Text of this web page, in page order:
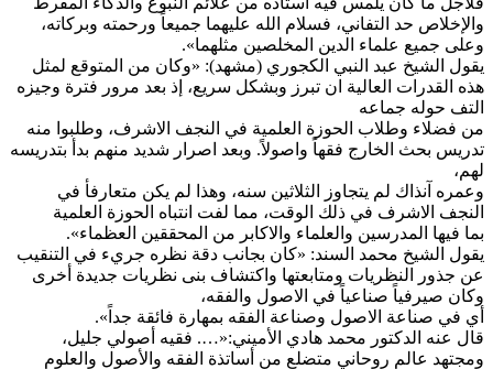
حد التفاني، فسلام الله عليهما جميعاً ورحمته وبركاته،
جميع علماء الدين المخلصين مثلهما».
الشيخ عبد النبي الكجوري (مشهد): «وكان من المتوقع لمثل
القدرات العالية ان تبرز وبشكل سريع، إذ بعد مرور فترة وجيزه
حوله جماعه
فضلاء وطلاب الحوزة العلمية في النجف الاشرف، وطلبوا منه
بحث الخارج فقهاً واصولاً. وبعد اصرار شديد منهم بدأ بتدريسه
آنذاك لم يتجاوز الثلاثين سنه، وهذا لم يكن متعارفأ في
الاشرف في ذلك الوقت، مما لفت انتباه الحوزة العلمية
فيها المدرسين والعلماء والاكابر من المحققين العظماء».
الشيخ محمد السند: «كان بجانب دقة نظره جريء في التنقيب
جذور النظريات ومتابعتها واكتشاف بنى نظريات جديدة أخرى
صيرفياً صناعياً في الاصول والفقه،
في صناعة الاصول وصناعة الفقه بمهارة فائقة جداً».
عنه الدكتور محمد هادي الأميني:«…. فقيه أصولي جليل،
عالم روحاني متضلع من أساتذة الفقه والأصول والعلوم